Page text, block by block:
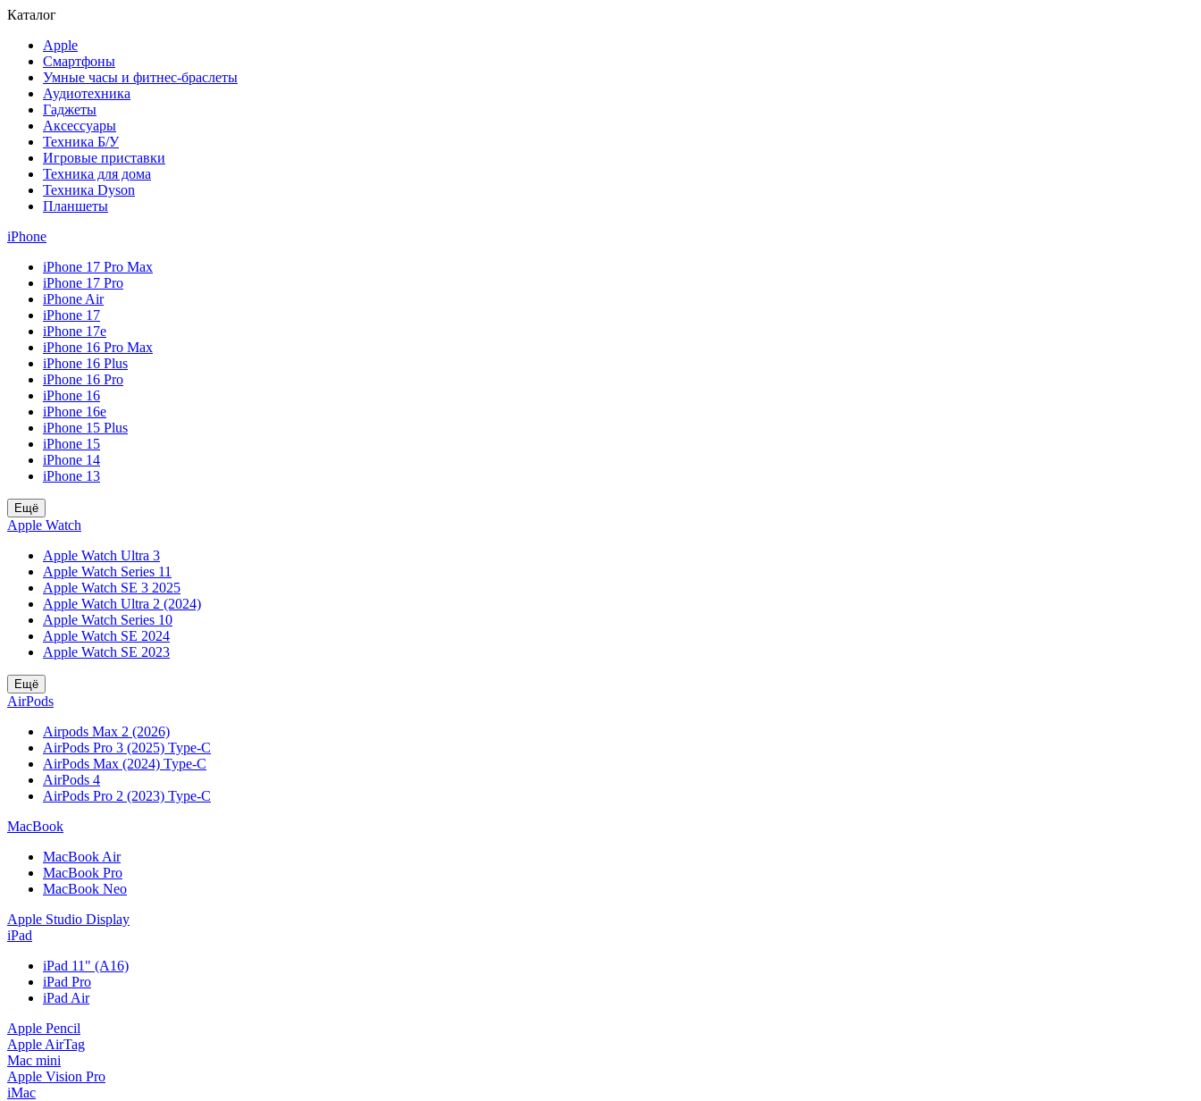
Каталог
Apple
Смартфоны
Умные часы и фитнес-браслеты
Аудиотехника
Гаджеты
Аксессуары
Техника Б/У
Игровые приставки
Техника для дома
Техника Dyson
Планшеты
iPhone
iPhone 17 Pro Max
iPhone 17 Pro
iPhone Air
iPhone 17
iPhone 17e
iPhone 16 Pro Max
iPhone 16 Plus
iPhone 16 Pro
iPhone 16
iPhone 16e
iPhone 15 Plus
iPhone 15
iPhone 14
iPhone 13
Ещё
Apple Watch
Apple Watch Ultra 3
Apple Watch Series 11
Apple Watch SE 3 2025
Apple Watch Ultra 2 (2024)
Apple Watch Series 10
Apple Watch SE 2024
Apple Watch SE 2023
Ещё
AirPods
Airpods Max 2 (2026)
AirPods Pro 3 (2025) Type-C
AirPods Max (2024) Type-C
AirPods 4
AirPods Pro 2 (2023) Type-C
MacBook
MacBook Air
MacBook Pro
MacBook Neo
Apple Studio Display
iPad
iPad 11" (A16)
iPad Pro
iPad Air
Apple Pencil
Apple AirTag
Mac mini
Apple Vision Pro
iMac